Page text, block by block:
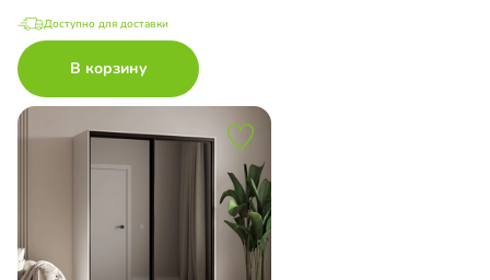
Доступно для доставки
В корзину